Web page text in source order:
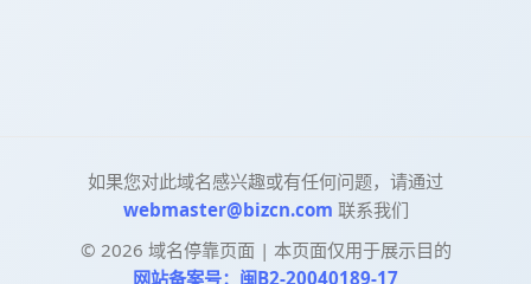
如果您对此域名感兴趣或有任何问题，请通过
webmaster@bizcn.com 联系我们
© 2026 域名停靠页面 | 本页面仅用于展示目的
网站备案号：闽B2-20040189-17